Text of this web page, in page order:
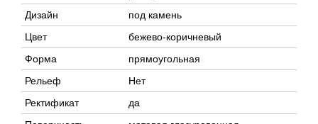
Дизайн
под камень
Цвет
бежево-коричневый
Форма
прямоугольная
Рельеф
Нет
Ректификат
да